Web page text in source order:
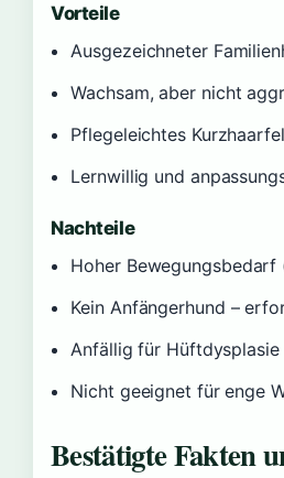
Vorteile
Ausgezeichneter
Wachsam, aber nicht
Pflegeleichtes
Lernwillig und
Nachteile
Hoher Bewegungsbedarf
Kein Anfängerhund –
Anfällig für Hüftdysplasie
Nicht geeignet für enge
Bestätigte Fakten